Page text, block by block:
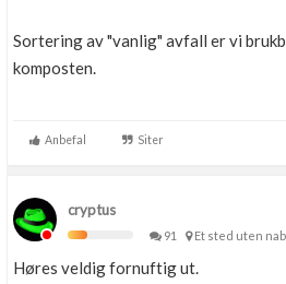
Sortering av "vanlig" avfall er vi
komposten.
Anbefal Siter
cryptus
91
Et sted uten
Høres veldig fornuftig ut.